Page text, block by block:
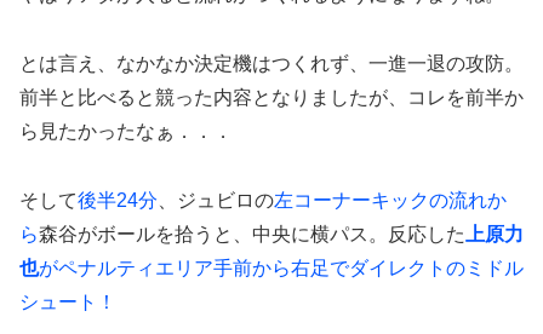
とは言え、なかなか決定機はつくれず、一進一退の攻防。
前半と比べると競った内容となりましたが、コレを前半か
ら見たかったなぁ．．．
そして後半24分 、ジュビロの左コーナーキックの流れか
ら森谷がボールを拾うと、中央に横パス。反応した
上原力
也がペナルティエリア手前から右足でダイレクトのミドル
シュート！